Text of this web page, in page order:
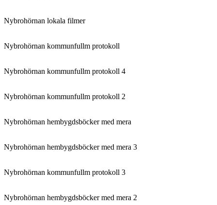
Nybrohörnan lokala filmer
Nybrohörnan kommunfullm protokoll
Nybrohörnan kommunfullm protokoll 4
Nybrohörnan kommunfullm protokoll 2
Nybrohörnan hembygdsböcker med mera
Nybrohörnan hembygdsböcker med mera 3
Nybrohörnan kommunfullm protokoll 3
Nybrohörnan hembygdsböcker med mera 2